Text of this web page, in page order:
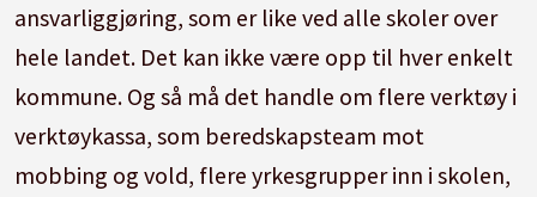
ansvarliggjøring, som er like ved alle skoler over
hele landet. Det kan ikke være opp til hver enkelt
kommune. Og så må det handle om flere verktøy i
verktøykassa, som beredskapsteam mot
mobbing og vold, flere yrkesgrupper inn i skolen,